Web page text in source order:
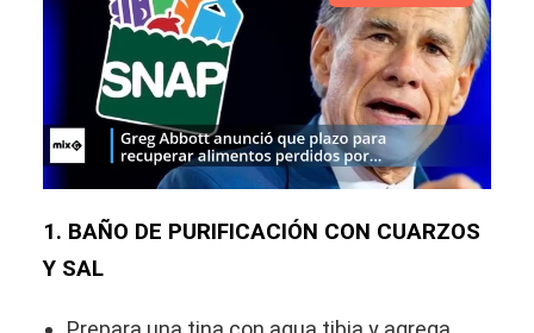
1. BAÑO DE PURIFICACIÓN CON CUARZOS
Y SAL